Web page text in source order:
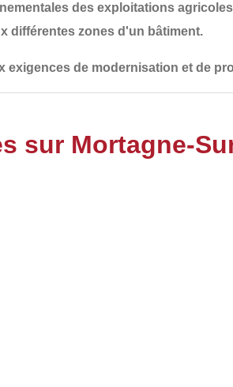
des exploitations
différentes zones d'un bâtiment.
exigences de modernisation et de
sur Mortagne-